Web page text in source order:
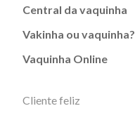
Central da vaquinha
Vakinha ou vaquinha?
Vaquinha Online
Cliente feliz